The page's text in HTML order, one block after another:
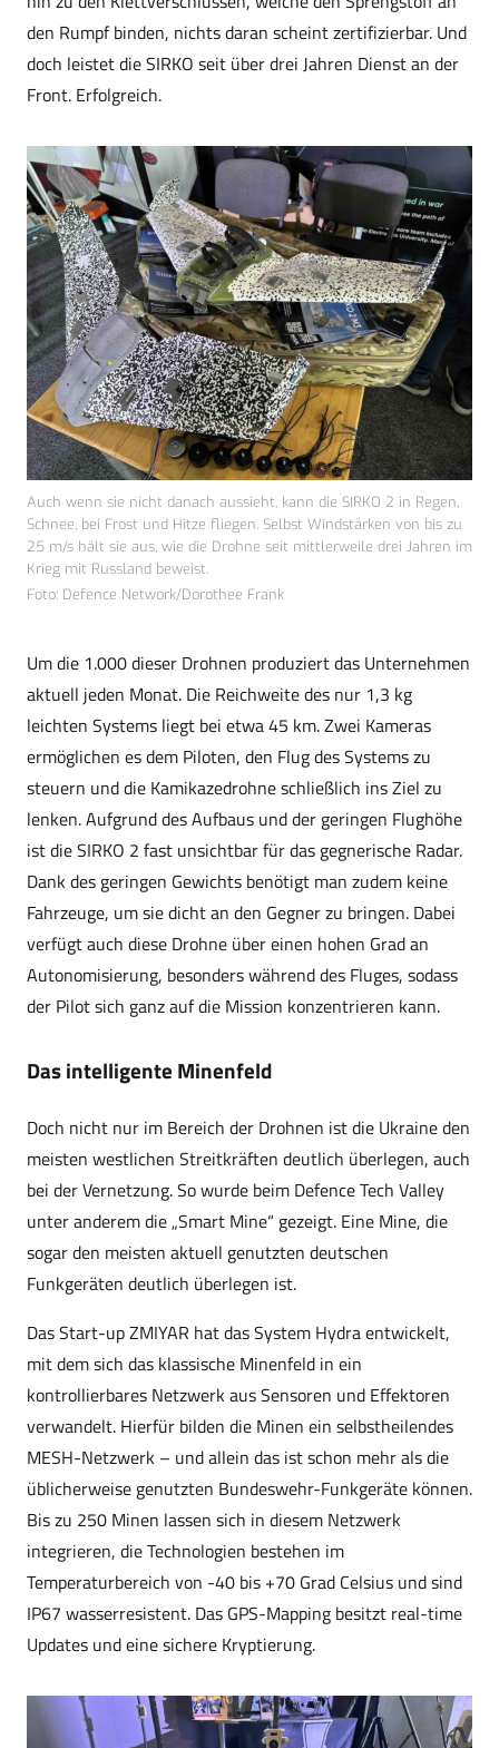
den Rumpf binden, nichts daran scheint zertifizierbar. Und
doch leistet die SIRKO seit über drei Jahren Dienst an der
Front. Erfolgreich.
Auch wenn sie nicht danach aussieht, kann die SIRKO 2 in Regen,
Schnee, bei Frost und Hitze fliegen. Selbst Windstärken von bis zu
25 m/s hält sie aus, wie die Drohne seit mittlerweile drei Jahren im
Krieg mit Russland beweist.
Foto: Defence Network/Dorothee Frank
Um die 1.000 dieser Drohnen produziert das Unternehmen
aktuell jeden Monat. Die Reichweite des nur 1,3 kg
leichten Systems liegt bei etwa 45 km. Zwei Kameras
ermöglichen es dem Piloten, den Flug des Systems zu
steuern und die Kamikazedrohne schließlich ins Ziel zu
lenken. Aufgrund des Aufbaus und der geringen Flughöhe
ist die SIRKO 2 fast unsichtbar für das gegnerische Radar.
Dank des geringen Gewichts benötigt man zudem keine
Fahrzeuge, um sie dicht an den Gegner zu bringen. Dabei
verfügt auch diese Drohne über einen hohen Grad an
Autonomisierung, besonders während des Fluges, sodass
der Pilot sich ganz auf die Mission konzentrieren kann.
Das intelligente Minenfeld
Doch nicht nur im Bereich der Drohnen ist die Ukraine den
meisten westlichen Streitkräften deutlich überlegen, auch
bei der Vernetzung. So wurde beim Defence Tech Valley
unter anderem die „Smart Mine“ gezeigt. Eine Mine, die
sogar den meisten aktuell genutzten deutschen
Funkgeräten deutlich überlegen ist.
Das Start-up ZMIYAR hat das System Hydra entwickelt,
mit dem sich das klassische Minenfeld in ein
kontrollierbares Netzwerk aus Sensoren und Effektoren
verwandelt. Hierfür bilden die Minen ein selbstheilendes
MESH-Netzwerk – und allein das ist schon mehr als die
üblicherweise genutzten Bundeswehr-Funkgeräte können.
Bis zu 250 Minen lassen sich in diesem Netzwerk
integrieren, die Technologien bestehen im
Temperaturbereich von -40 bis +70 Grad Celsius und sind
IP67 wasserresistent. Das GPS-Mapping besitzt real-time
Updates und eine sichere Kryptierung.